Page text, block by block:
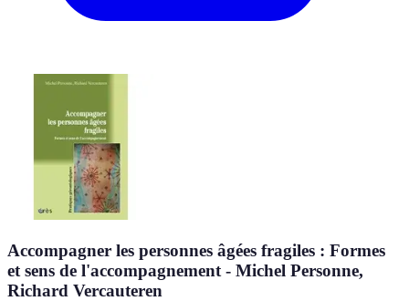
Accompagner les personnes âgées fragiles : Formes
et sens de l'accompagnement - Michel Personne,
Richard Vercauteren